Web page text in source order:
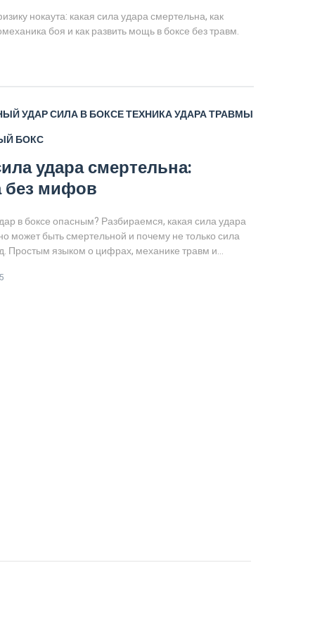
нокаута: какая сила удара смертельна, как
боя и как развить мощь в боксе без травм.
УДАРСИЛА В БОКСЕТЕХНИКА УДАРАТРАВМЫ
БОКС
удара смертельна:
без мифов
в боксе опасным? Разбираемся, какая сила удара
может быть смертельной и почему не только сила
Простым языком о цифрах, механике травм и
удара, чтобы не только побеждать, но и не